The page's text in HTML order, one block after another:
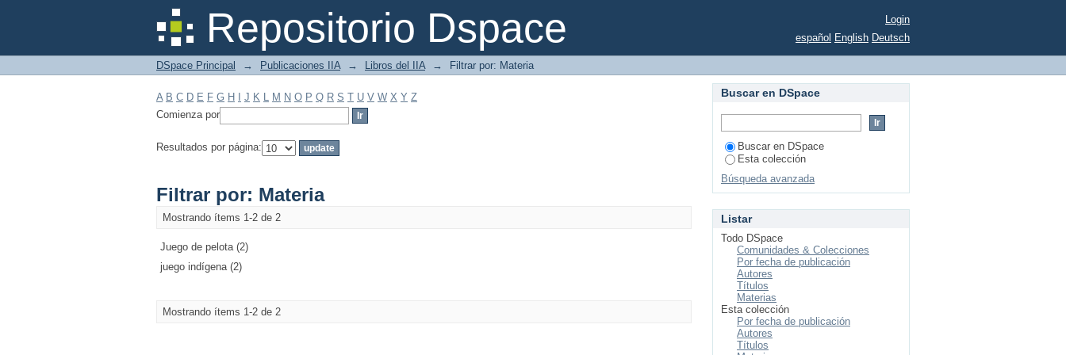
Repositorio Dspace
Filtrar por: Materia
Login
español English Deutsch
DSpace Principal → Publicaciones IIA → Libros del IIA → Filtrar por: Materia
A B C D E F G H J K L M N O P Q R S T U V W X Y Z
Comienza por
Resultados por página:
Filtrar por: Materia
Mostrando ítems 1-2 de 2
Juego de pelota (2)
juego indígena (2)
Mostrando ítems 1-2 de 2
Buscar en DSpace
Buscar en DSpace
Esta colección
Búsqueda avanzada
Listar
Todo DSpace
Comunidades & Colecciones
Por fecha de publicación
Autores
Títulos
Materias
Esta colección
Por fecha de publicación
Autores
Títulos